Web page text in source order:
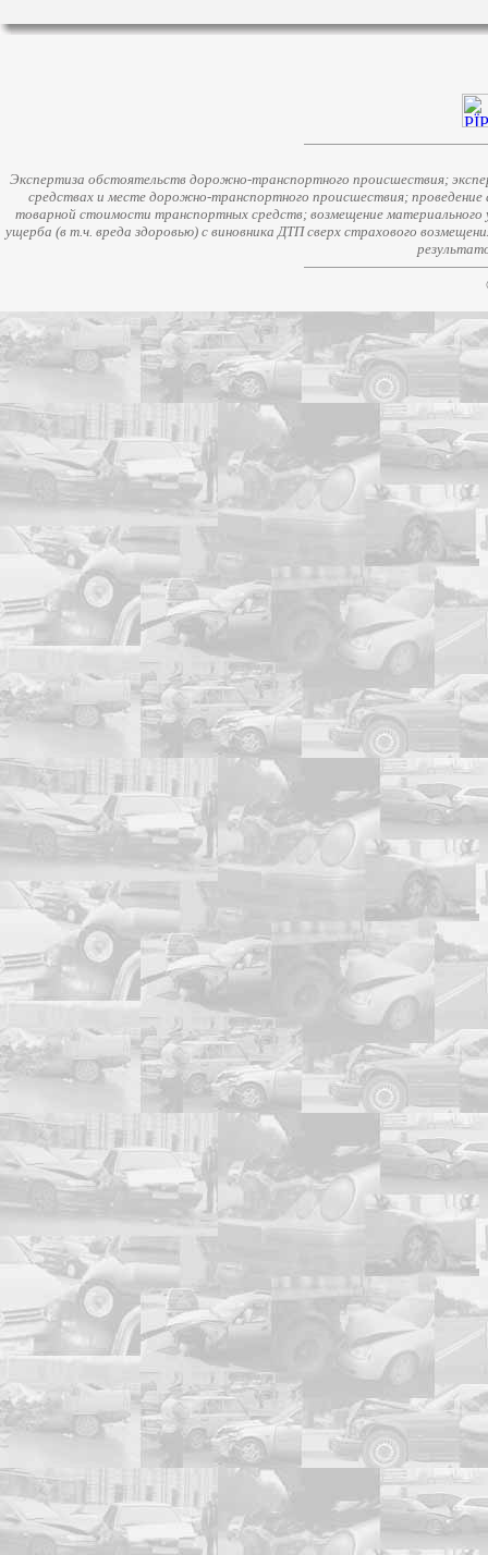
Экспертиза обстоятельств дорожно-транспортного происшествия;
средствах и месте дорожно-транспортного происшествия;
товарной стоимости транспортных средств; возмещение
ущерба (в т.ч. вреда здоровью) с виновника ДТП сверх страхового